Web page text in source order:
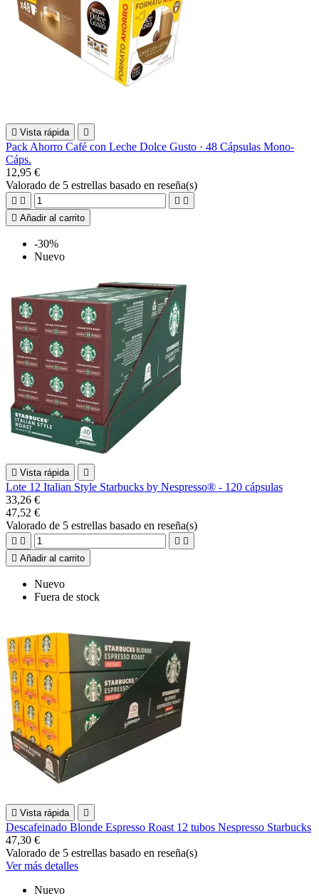
 Vista rápida 
Pack Ahorro Café con Leche Dolce Gusto · 48 Cápsulas Mono-
Cáps.
12,95 €
Valorado de 5 estrellas basado en reseña(s)
   
 Añadir al carrito
-30%
Nuevo
 Vista rápida 
Lote 12 Italian Style Starbucks by Nespresso® - 120 cápsulas
33,26 €
47,52 €
Valorado de 5 estrellas basado en reseña(s)
   
 Añadir al carrito
Nuevo
Fuera de stock
 Vista rápida 
Descafeinado Blonde Espresso Roast 12 tubos Nespresso Starbucks
47,30 €
Valorado de 5 estrellas basado en reseña(s)
Ver más detalles
Nuevo